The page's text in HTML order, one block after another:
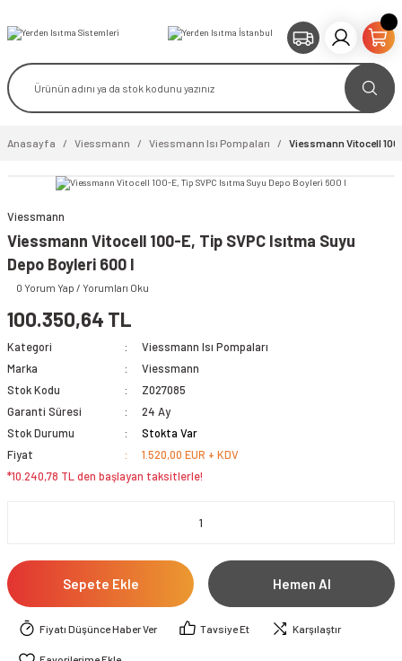
Anasayfa Viessmann Viessmann Isı Pompaları Viessmann Vitocell
Viessmann
Viessmann Vitocell 100-E, Tip SVPC Isıtma Suyu
Depo Boyleri 600 l
0 Yorum Yap / Yorumları Oku
100.350,64 TL
Kategori
Viessmann Isı Pompaları
Marka
Viessmann
Stok Kodu
Z027085
Garanti Süresi
24 Ay
Stok Durumu
Stokta Var
Fiyat
1.520,00 EUR + KDV
*10.240,78 TL den başlayan taksitlerle!
Sepete Ekle Hemen Al
Fiyatı Düşünce Haber Ver Tavsiye Et Karşılaştır